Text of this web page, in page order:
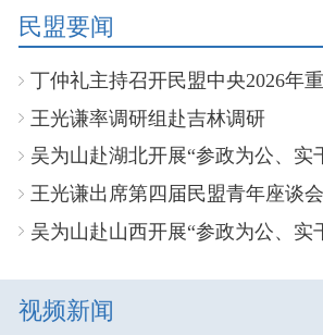
民盟要闻
丁仲礼主持召开民盟中央2026年
王光谦率调研组赴吉林调研
吴为山赴湖北开展“参政为公、实
王光谦出席第四届民盟青年座谈会
吴为山赴山西开展“参政为公、实
视频新闻